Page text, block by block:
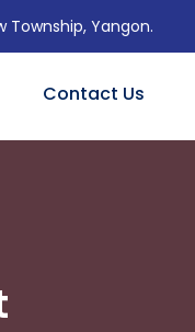
Township, Yangon.
Contact Us